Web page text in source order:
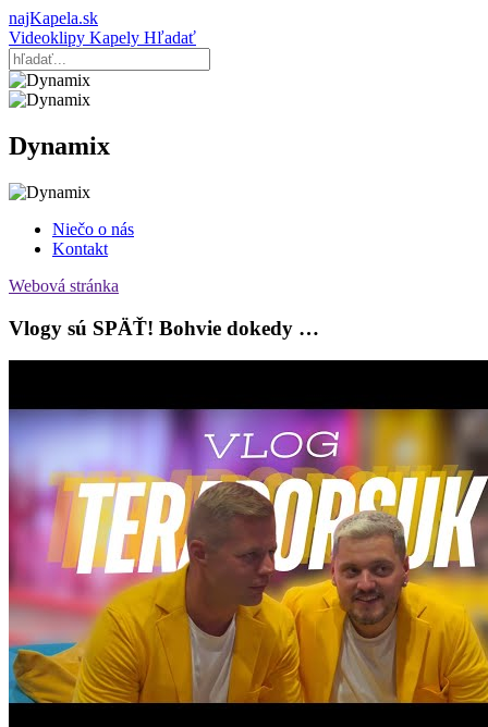
najKapela.sk
Videoklipy Kapely Hľadať
Dynamix
Niečo o nás
Kontakt
Webová stránka
Vlogy sú SPÄŤ! Bohvie dokedy …